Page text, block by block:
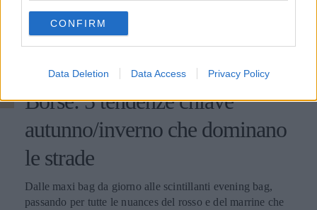
use your data for below specified purposes in below Google
consent section.
CONFIRM
Data Deletion Data Access Privacy Policy
Borse: 5 tendenze chiave
autunno/inverno che dominano
le strade
Dalle maxi bag da giorno alle scintillanti evening bag,
passando per tutte le nuances del rosso e del marrine che